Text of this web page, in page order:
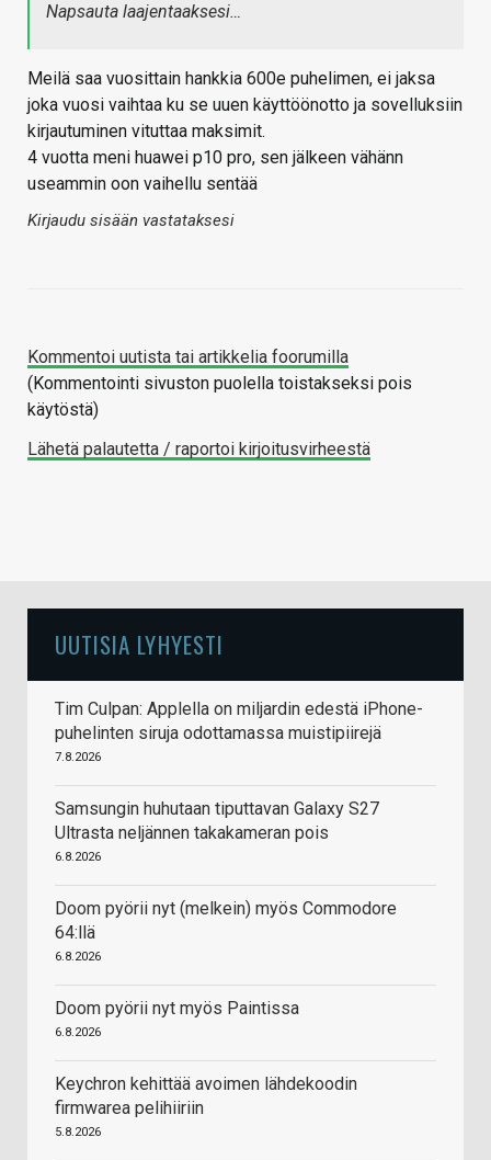
Napsauta laajentaaksesi…
Meilä saa vuosittain hankkia 600e puhelimen, ei jaksa
joka vuosi vaihtaa ku se uuen käyttöönotto ja sovelluksiin
kirjautuminen vituttaa maksimit.
4 vuotta meni huawei p10 pro, sen jälkeen vähänn
useammin oon vaihellu sentää
Kirjaudu sisään vastataksesi
Kommentoi uutista tai artikkelia foorumilla
(Kommentointi sivuston puolella toistakseksi pois
käytöstä)
Lähetä palautetta / raportoi kirjoitusvirheestä
UUTISIA LYHYESTI
Tim Culpan: Applella on miljardin edestä iPhone-
puhelinten siruja odottamassa muistipiirejä
7.8.2026
Samsungin huhutaan tiputtavan Galaxy S27
Ultrasta neljännen takakameran pois
6.8.2026
Doom pyörii nyt (melkein) myös Commodore
64:llä
6.8.2026
Doom pyörii nyt myös Paintissa
6.8.2026
Keychron kehittää avoimen lähdekoodin
firmwarea pelihiiriin
5.8.2026